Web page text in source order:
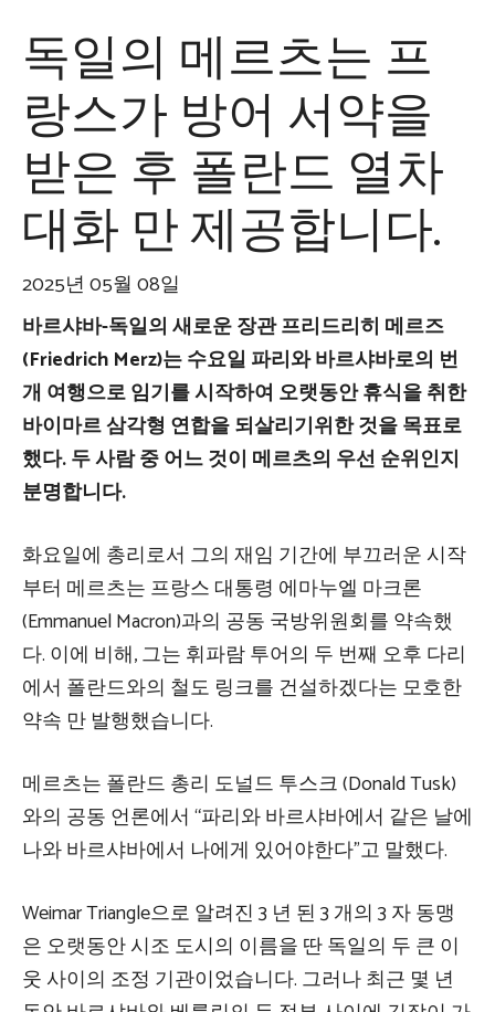
독일의 메르츠는 프
랑스가 방어 서약을
받은 후 폴란드 열차
대화 만 제공합니다.
2025년 05월 08일
바르샤바-독일의 새로운 장관 프리드리히 메르즈
(Friedrich Merz)는 수요일 파리와 바르샤바로의 번
개 여행으로 임기를 시작하여 오랫동안 휴식을 취한
바이마르 삼각형 연합을 되살리기위한 것을 목표로
했다. 두 사람 중 어느 것이 메르츠의 우선 순위인지
분명합니다.
화요일에 총리로서 그의 재임 기간에 부끄러운 시작
부터 메르츠는 프랑스 대통령 에마누엘 마크론
(Emmanuel Macron)과의 공동 국방위원회를 약속했
다. 이에 비해, 그는 휘파람 투어의 두 번째 오후 다리
에서 폴란드와의 철도 링크를 건설하겠다는 모호한
약속 만 발행했습니다.
메르츠는 폴란드 총리 도널드 투스크 (Donald Tusk)
와의 공동 언론에서 “파리와 바르샤바에서 같은 날에
나와 바르샤바에서 나에게 있어야한다”고 말했다.
Weimar Triangle으로 알려진 3 년 된 3 개의 3 자 동맹
은 오랫동안 시조 도시의 이름을 딴 독일의 두 큰 이
웃 사이의 조정 기관이었습니다. 그러나 최근 몇 년